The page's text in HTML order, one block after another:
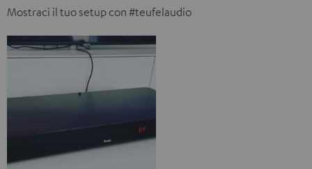
Mostraci il tuo setup con #teufelaudio